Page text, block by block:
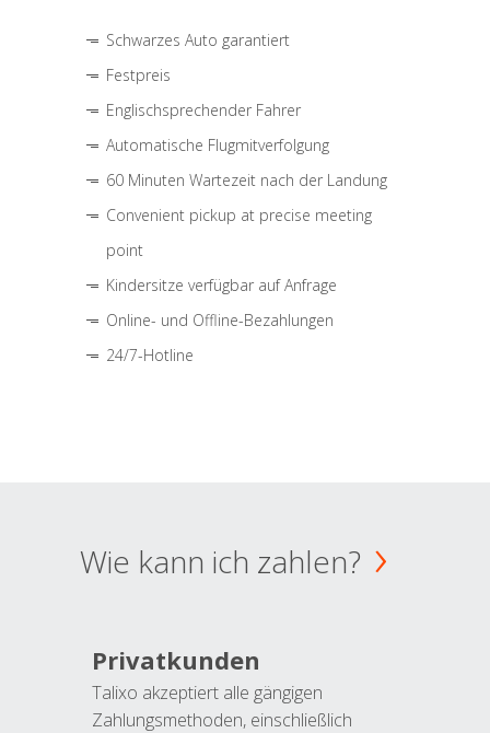
Schwarzes Auto garantiert
Festpreis
Englischsprechender Fahrer
Automatische Flugmitverfolgung
60 Minuten Wartezeit nach der Landung
Convenient pickup at precise meeting
point
Kindersitze verfügbar auf Anfrage
Online- und Offline-Bezahlungen
24/7-Hotline
Wie kann ich zahlen?
Privatkunden
Talixo akzeptiert alle gängigen
Zahlungsmethoden, einschließlich